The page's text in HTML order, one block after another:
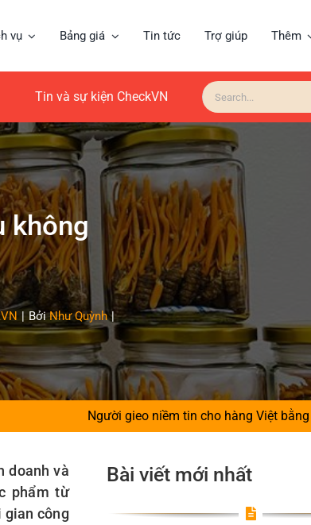
vụ Bảng giá Tin tức Trợ giúp Thêm
Tin và sự kiện CheckVN
Search
for:
không
| BởiNhư Quỳnh |
Người gieo niềm tin cho hàng Việt bằng những sáng
doanh và
phẩm từ
gian công
Bài viết mới nhất